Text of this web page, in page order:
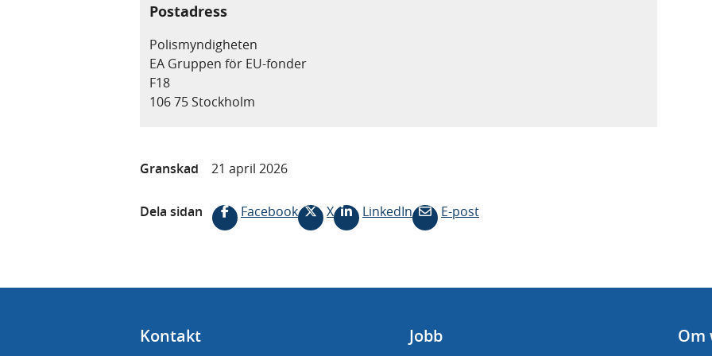
Postadress
Polismyndigheten
EA Gruppen för EU-fonder
F18
106 75 Stockholm
Granskad 21 april 2026
Dela sidan Facebook X LinkedIn E-post
Kontakt Jobb Om